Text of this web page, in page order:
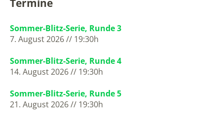
Termine
Sommer-Blitz-Serie, Runde 3
7. August 2026 // 19:30h
Sommer-Blitz-Serie, Runde 4
14. August 2026 // 19:30h
Sommer-Blitz-Serie, Runde 5
21. August 2026 // 19:30h